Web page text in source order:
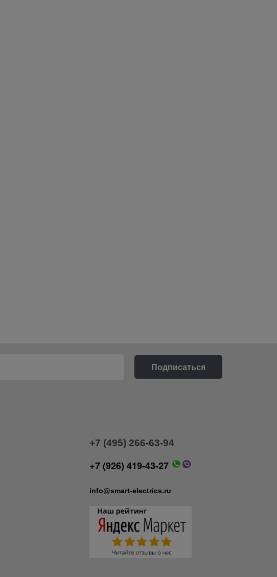
+7 (495) 266-63-94
+7 (926) 419-43-27
info@smart-electrics.ru